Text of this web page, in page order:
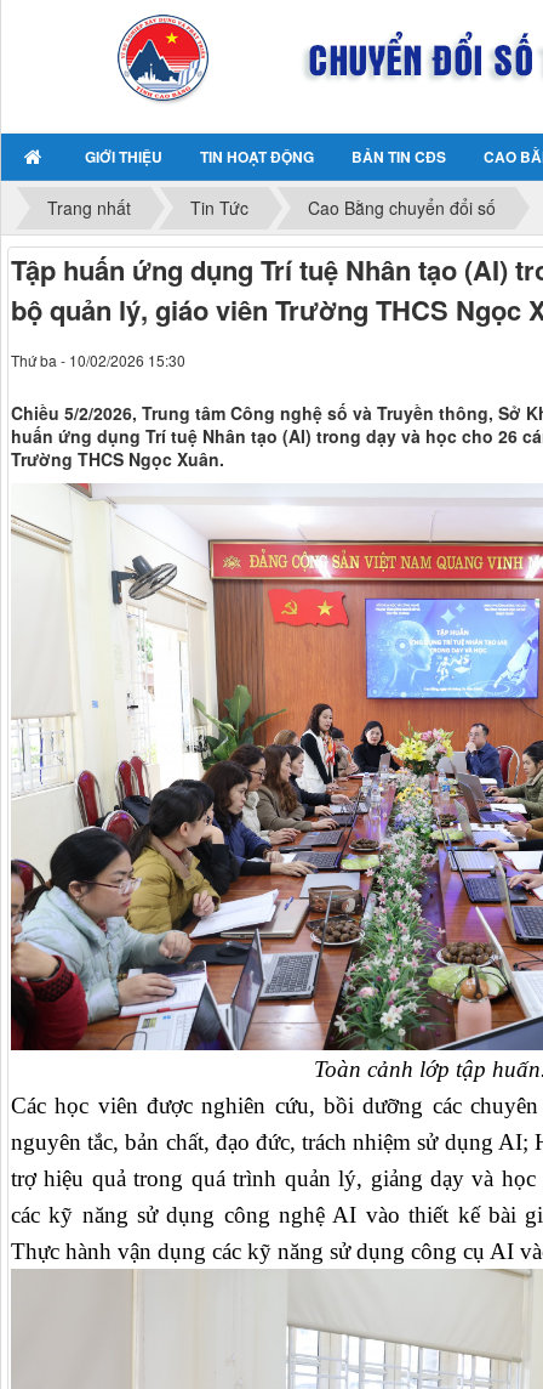
GIỚI THIỆU TIN HOẠT ĐỘNG BẢN TIN CĐS CAO
Trang nhất Tin Tức Cao Bằng chuyển đổi số
Tập huấn ứng dụng Trí tuệ Nhân tạo (AI)
bộ quản lý, giáo viên Trường THCS Ngọc
Thứ ba - 10/02/2026 15:30
Chiều 5/2/2026, Trung tâm Công nghệ số và Truyền thông, Sở
huấn ứng dụng Trí tuệ Nhân tạo (AI) trong dạy và học cho 26
Trường THCS Ngọc Xuân.
Toàn cảnh lớp tập
Các học viên được nghiên cứu, bồi dưỡng các chuyên
nguyên tắc, bản chất, đạo đức, trách nhiệm sử dụng
trợ hiệu quả trong quá trình quản lý, giảng dạy và
các kỹ năng sử dụng công nghệ AI vào thiết kế bài
Thực hành vận dụng các kỹ năng sử dụng công cụ AI